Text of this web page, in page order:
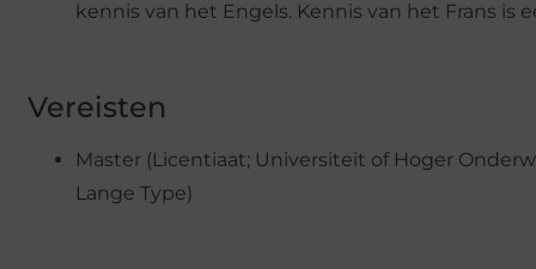
kennis van het Engels. Kennis van het Frans is
Vereisten
Master (Licentiaat; Universiteit of Hoger
Lange Type)